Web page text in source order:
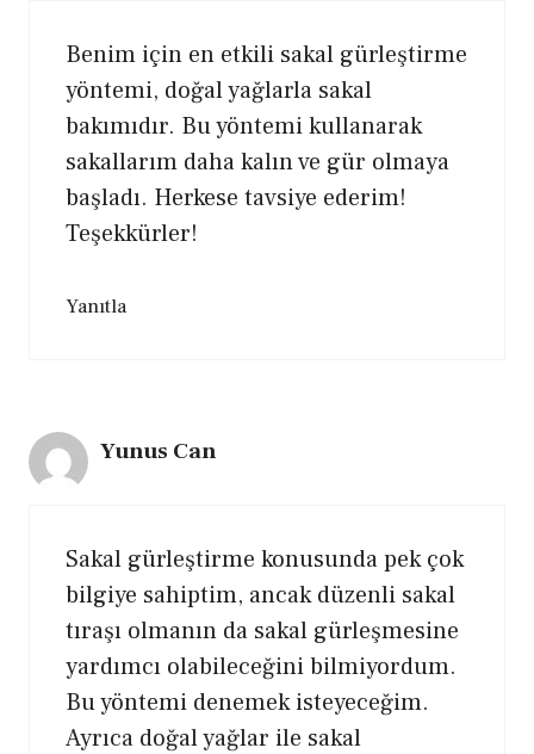
Benim için en etkili sakal gürleştirme
yöntemi, doğal yağlarla sakal
bakımıdır. Bu yöntemi kullanarak
sakallarım daha kalın ve gür olmaya
başladı. Herkese tavsiye ederim!
Teşekkürler!
Yanıtla
Yunus Can
Sakal gürleştirme konusunda pek çok
bilgiye sahiptim, ancak düzenli sakal
tıraşı olmanın da sakal gürleşmesine
yardımcı olabileceğini bilmiyordum.
Bu yöntemi denemek isteyeceğim.
Ayrıca doğal yağlar ile sakal